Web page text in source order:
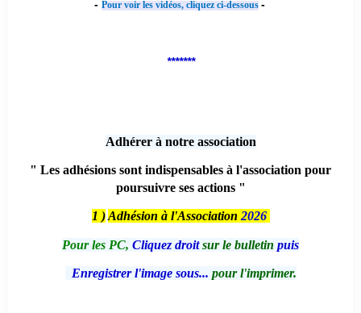
- Pour voir les vidéos, cliquez ci-dessous -
*******
Adhérer à notre association
" Les adhésions sont indispensables à l'association pour
poursuivre ses actions "
1 ) Adhésion à l'Association 2026
Pour les PC, Cliquez droitsur le bulletin puis
Enregistrer l'image sous... pour l'imprimer.